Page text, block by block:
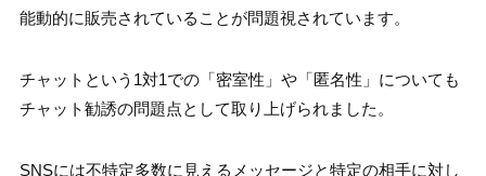
能動的に販売されていることが問題視されています。
チャットという1対1での「密室性」や「匿名性」についても
チャット勧誘の問題点として取り上げられました。
SNSには不特定多数に見えるメッセージと特定の相手に対し